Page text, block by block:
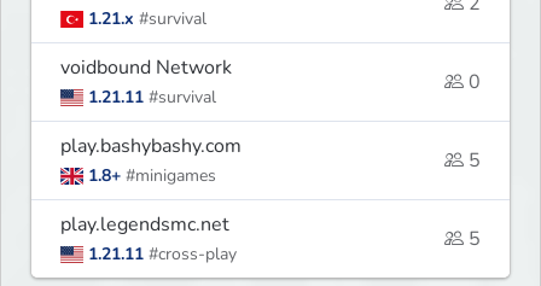
1.21.x #survival
voidbound Network
1.21.11 #survival
0
play.bashybashy.com
1.8+ #minigames
5
play.legendsmc.net
1.21.11 #cross-play
5